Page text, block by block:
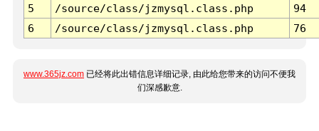
5
/source/class/jzmysql.class.php
94
6
/source/class/jzmysql.class.php 76
www.365jz.com 已经将此出错信息详细记录, 由此给您带来的访问不便我
们深感歉意.